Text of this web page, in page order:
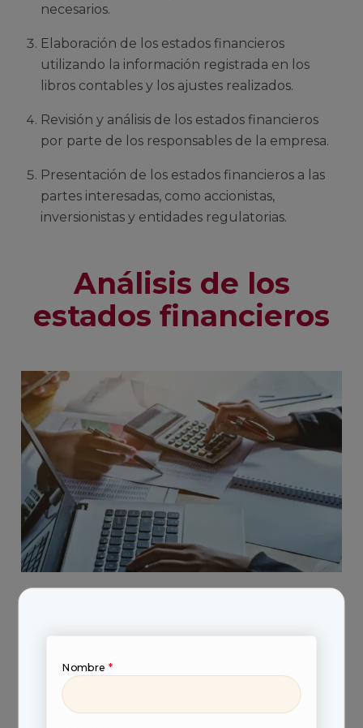
necesarios.
Elaboración de los estados financieros
utilizando la información registrada en los
libros contables y los ajustes realizados.
Revisión y análisis de los estados financieros
por parte de los responsables de la empresa.
Presentación de los estados financieros a las
partes interesadas, como accionistas,
inversionistas y entidades regulatorias.
Análisis de los
estados financieros
técnicas de análisis financiero incluyen:
Indicadores financieros clave, como el
Nombre *